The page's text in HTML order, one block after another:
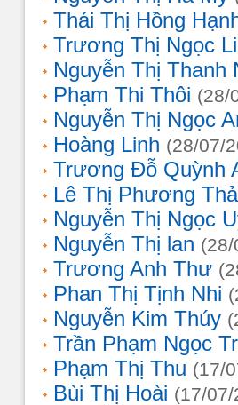
Thái Thị Hồng
Trương Thị Ngọc
Nguyễn Thị Thanh
Phạm Thi Thôi (28/
Nguyễn Thị Ngọc
Hoàng Linh (28/07/
Trương Đỗ Quỳnh
Lê Thị Phương
Nguyễn Thị Ngọc
Nguyễn Thị lan
Trương Anh Thư
Phan Thị Tịnh Nhi
Nguyễn Kim Thúy
Trần Phạm Ngọc
Phạm Thị Thu (17/
Bùi Thị Hoài (17/